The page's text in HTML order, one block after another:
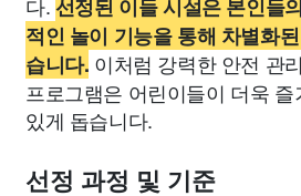
선정된 이들 시설은 본인들
적인 놀이 기능을 통해 차별화
습니다. 이처럼 강력한 안전 관
프로그램은 어린이들이 더욱
있게 돕습니다.
선정 과정 및 기준